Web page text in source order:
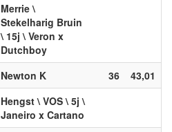
Merrie \
Stekelharig Bruin
\ 15j \ Veron x
Dutchboy
Newton K 36
43,01
Hengst \ VOS \ 5j \
Janeiro x Cartano